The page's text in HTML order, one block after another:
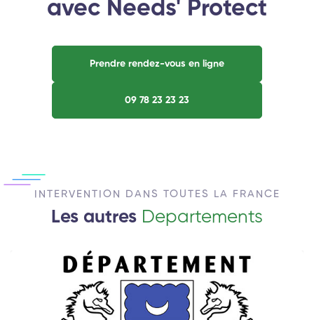
avec Needs' Protect
Prendre rendez-vous en ligne
09 78 23 23 23
INTERVENTION DANS TOUTES LA FRANCE
Les autres Departements